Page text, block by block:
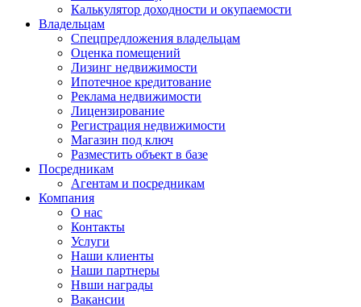
Калькулятор доходности и окупаемости
Владельцам
Спецпредложения владельцам
Оценка помещений
Лизинг недвижимости
Ипотечное кредитование
Реклама недвижимости
Лицензирование
Регистрация недвижимости
Магазин под ключ
Разместить объект в базе
Посредникам
Агентам и посредникам
Компания
О нас
Контакты
Услуги
Наши клиенты
Наши партнеры
Нвши награды
Вакансии